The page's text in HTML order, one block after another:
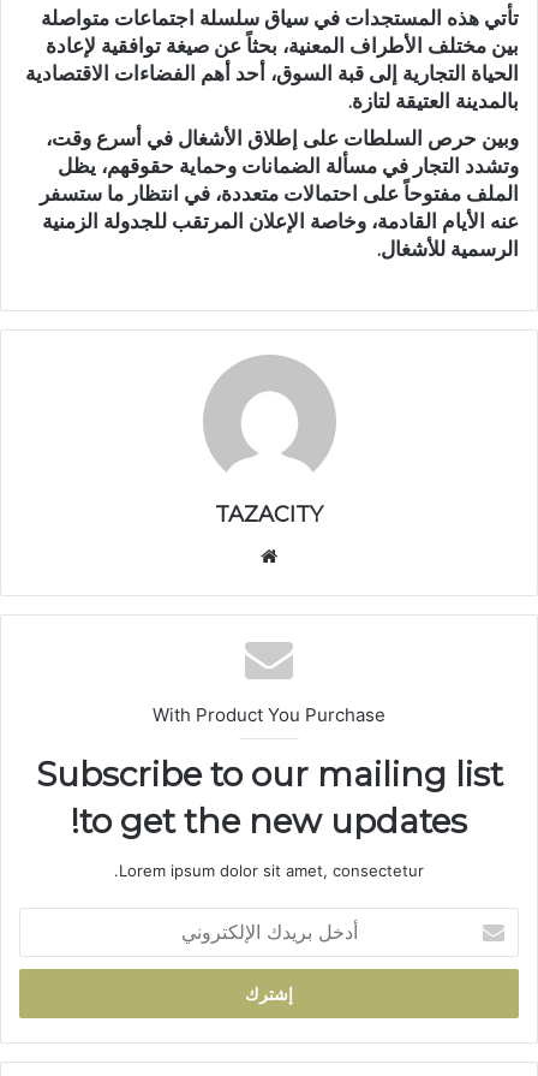
تأتي هذه المستجدات في سياق سلسلة اجتماعات متواصلة
بين مختلف الأطراف المعنية، بحثاً عن صيغة توافقية لإعادة
الحياة التجارية إلى قبة السوق، أحد أهم الفضاءات الاقتصادية
بالمدينة العتيقة لتازة.
وبين حرص السلطات على إطلاق الأشغال في أسرع وقت،
وتشدد التجار في مسألة الضمانات وحماية حقوقهم، يظل
الملف مفتوحاً على احتمالات متعددة، في انتظار ما ستسفر
عنه الأيام القادمة، وخاصة الإعلان المرتقب للجدولة الزمنية
الرسمية للأشغال.
TAZACITY
الوي
ب
With Product You Purchase
Subscribe to our mailing list
to get the new updates!
Lorem ipsum dolor sit amet, consectetur.
خ
ب
ر